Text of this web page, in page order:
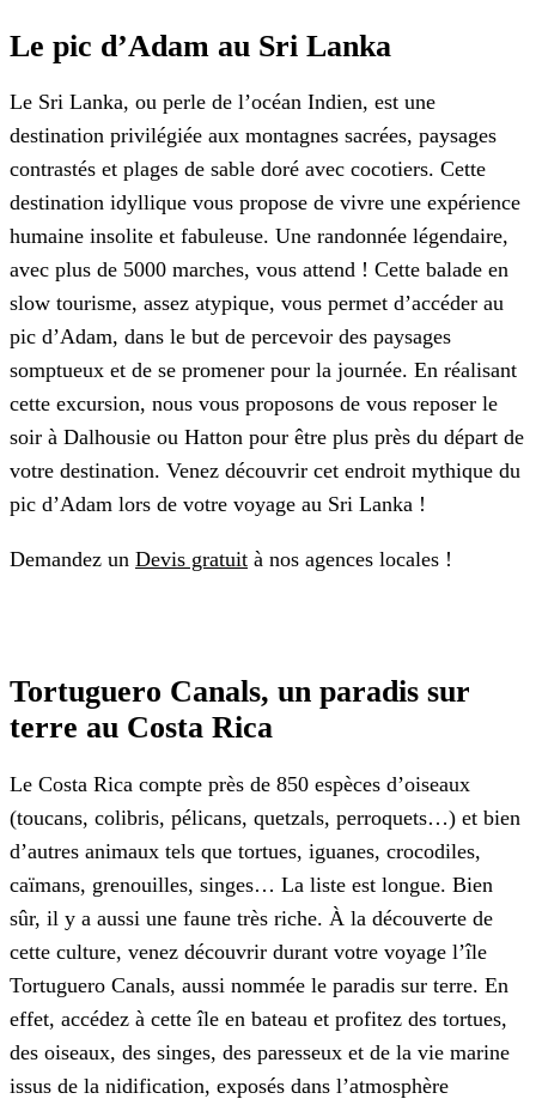
Le pic d’Adam au Sri Lanka
Le Sri Lanka, ou perle de l’océan Indien, est une
destination privilégiée aux montagnes sacrées, paysages
contrastés et plages de sable doré avec cocotiers. Cette
destination idyllique vous propose de vivre une expérience
humaine insolite et fabuleuse. Une randonnée légendaire,
avec plus de 5000 marches, vous attend ! Cette balade en
slow tourisme, assez atypique, vous permet d’accéder au
pic d’Adam, dans le but de percevoir des paysages
somptueux et de se promener pour la journée. En réalisant
cette excursion, nous vous proposons de vous reposer le
soir à Dalhousie ou Hatton pour être plus près du départ de
votre destination. Venez découvrir cet endroit mythique du
pic d’Adam lors de votre voyage au Sri Lanka !
Demandez un Devis gratuit à nos agences locales !
Tortuguero Canals, un paradis sur
terre au Costa Rica
Le Costa Rica compte près de 850 espèces d’oiseaux
(toucans, colibris, pélicans, quetzals, perroquets…) et bien
d’autres animaux tels que tortues, iguanes, crocodiles,
caïmans, grenouilles, singes… La liste est longue. Bien
sûr, il y a aussi une faune très riche. À la découverte de
cette culture, venez découvrir durant votre voyage l’île
Tortuguero Canals, aussi nommée le paradis sur terre. En
effet, accédez à cette île en bateau et profitez des tortues,
des oiseaux, des singes, des paresseux et de la vie marine
issus de la nidification, exposés dans l’atmosphère